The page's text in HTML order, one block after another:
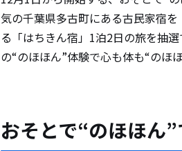
会社概要
気の千葉県多古町にある古民家宿
る「はちきん宿」1泊2日の旅を抽
の“のほほん”体験で心も体も“のほ
おそとで“のほほん”